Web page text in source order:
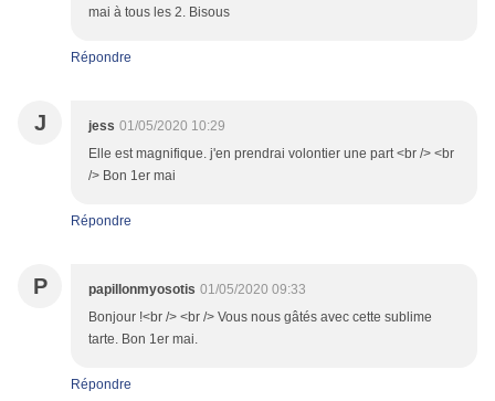
mai à tous les 2. Bisous
Répondre
J jess 01/05/2020 10:29
Elle est magnifique. j'en prendrai volontier une part <br /> <br
/> Bon 1er mai
Répondre
P papillonmyosotis 01/05/2020 09:33
Bonjour !<br /> <br /> Vous nous gâtés avec cette sublime
tarte. Bon 1er mai.
Répondre